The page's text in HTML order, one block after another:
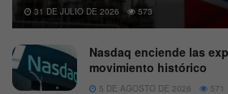
31 DE JULIO DE 2026 573
Nasdaq enciende las
movimiento histórico
5 DE AGOSTO DE 2026 571